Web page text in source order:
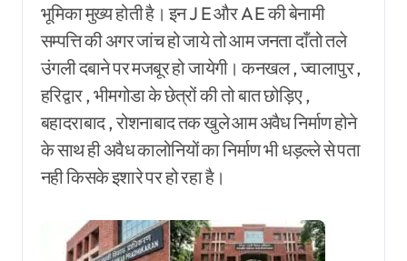
भूमिका मुख्य होती है। इन J E और A E की बेनामी
सम्पत्ति की अगर जांच हो जाये तो आम जनता दाँतो तले
उंगली दबाने पर मजबूर हो जायेगी। कनखल , ज्वालापुर ,
हरिद्वार , भीमगोडा के छेत्रों की तो बात छोड़िए ,
बहादराबाद , रोशनाबाद तक खुले आम अवैध निर्माण होने
के साथ ही अवैध कालोनियों का निर्माण भी धड़ल्ले से पता
नही किसके इशारे पर हो रहा है।